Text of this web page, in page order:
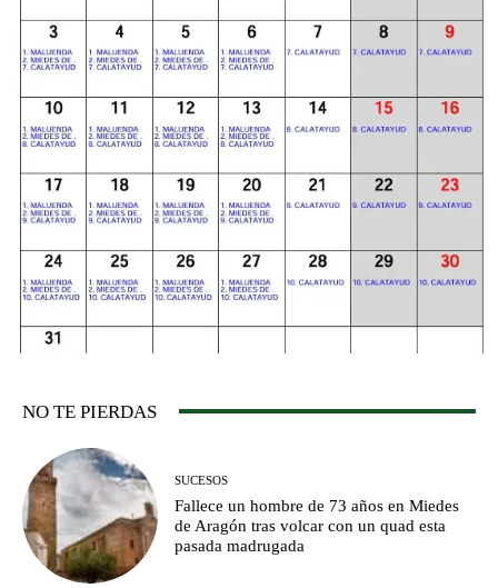
NO TE PIERDAS
SUCESOS
Fallece un hombre de 73 años en Miedes
de Aragón tras volcar con un quad esta
pasada madrugada